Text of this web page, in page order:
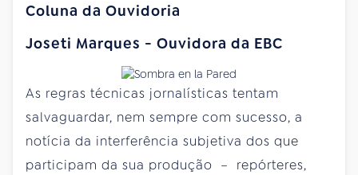
Coluna da Ouvidoria
Joseti Marques - Ouvidora da EBC
As regras técnicas jornalísticas tentam
salvaguardar, nem sempre com sucesso, a
notícia da interferência subjetiva dos que
participam da sua produção – repórteres,